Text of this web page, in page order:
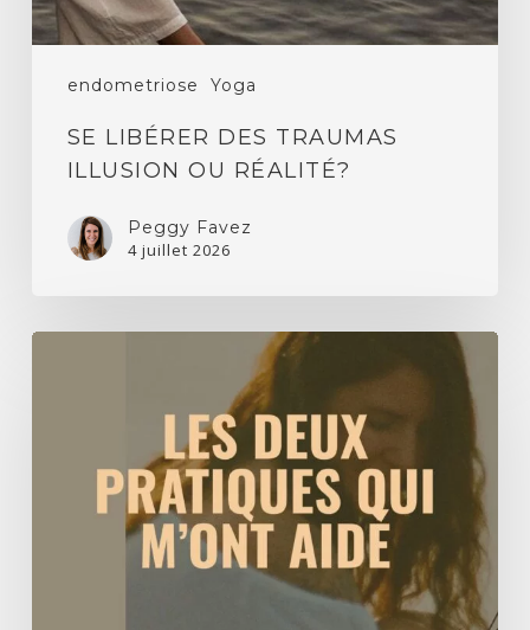
endometriose Yoga
SE LIBÉRER DES TRAUMAS
ILLUSION OU RÉALITÉ?
Peggy Favez
4 juillet 2026
cercles